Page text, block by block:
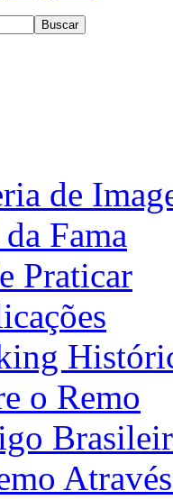
de
Fama
Praticar
o Remo